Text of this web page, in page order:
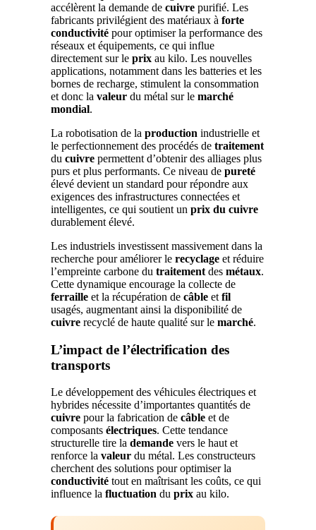
accélèrent la demande de cuivre purifié. Les
fabricants privilégient des matériaux à forte
conductivité pour optimiser la performance des
réseaux et équipements, ce qui influe
directement sur le prix au kilo. Les nouvelles
applications, notamment dans les batteries et les
bornes de recharge, stimulent la consommation
et donc la valeur du métal sur le marché
mondial.
La robotisation de la production industrielle et
le perfectionnement des procédés de traitement
du cuivre permettent d’obtenir des alliages plus
purs et plus performants. Ce niveau de pureté
élevé devient un standard pour répondre aux
exigences des infrastructures connectées et
intelligentes, ce qui soutient un prix du cuivre
durablement élevé.
Les industriels investissent massivement dans la
recherche pour améliorer le recyclage et réduire
l’empreinte carbone du traitement des métaux.
Cette dynamique encourage la collecte de
ferraille et la récupération de câble et fil
usagés, augmentant ainsi la disponibilité de
cuivre recyclé de haute qualité sur le marché.
L’impact de l’électrification des
transports
Le développement des véhicules électriques et
hybrides nécessite d’importantes quantités de
cuivre pour la fabrication de câble et de
composants électriques. Cette tendance
structurelle tire la demande vers le haut et
renforce la valeur du métal. Les constructeurs
cherchent des solutions pour optimiser la
conductivité tout en maîtrisant les coûts, ce qui
influence la fluctuation du prix au kilo.